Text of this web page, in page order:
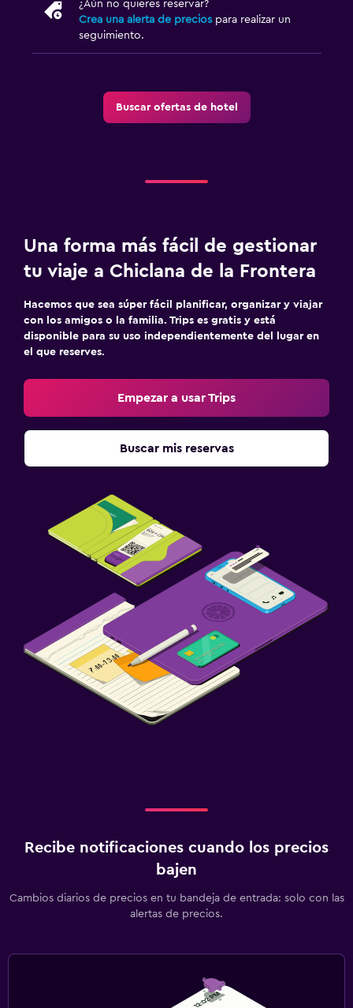
¿Aún no quieres reservar?
Crea una alerta de precios para realizar un
seguimiento.
Buscar ofertas de hotel
Una forma más fácil de gestionar
tu viaje a Chiclana de la Frontera
Hacemos que sea súper fácil planificar, organizar y viajar
con los amigos o la familia. Trips es gratis y está
disponible para su uso independientemente del lugar en
el que reserves.
Empezar a usar Trips
Buscar mis reservas
Recibe notificaciones cuando los precios
bajen
Cambios diarios de precios en tu bandeja de entrada: solo con las
alertas de precios.